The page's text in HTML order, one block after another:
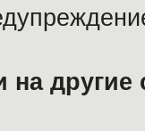
на другие